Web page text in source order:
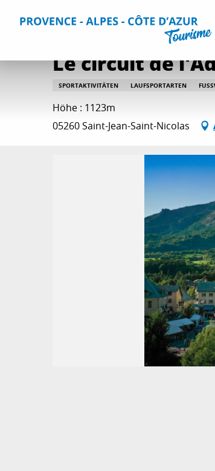
Home Aktivitäten Wanderrouten
Le circuit de
SPORTAKTIVITÄTEN LAUFSPORTARTEN
Höhe : 1123m
05260 Saint-Jean-Saint-Nicolas